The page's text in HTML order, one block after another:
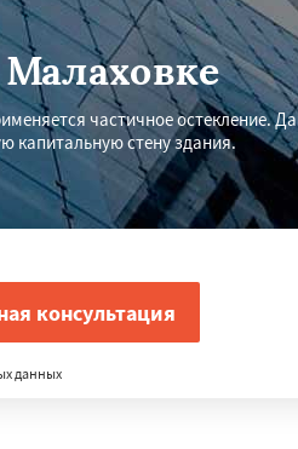
частичное остекление.
капитальную стену здания.
данных